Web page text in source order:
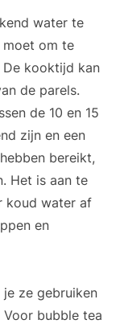
water te
moet om te
kooktijd kan
de parels.
de 10 en 15
zijn en een
bereikt,
Het is aan te
koud water af
en
ze gebruiken
Voor bubble tea